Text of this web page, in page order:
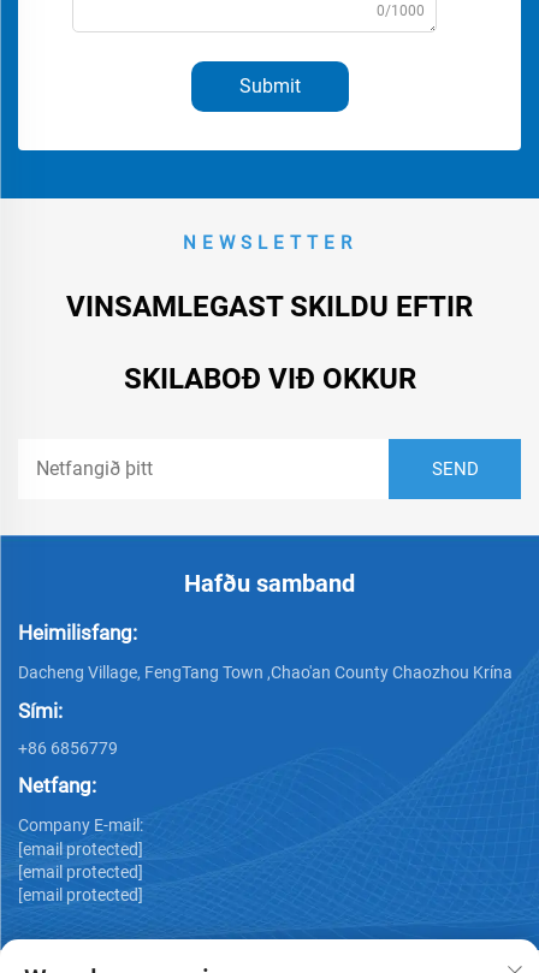
0/1000
Submit
NEWSLETTER
VINSAMLEGAST SKILDU EFTIR
SKILABOÐ VIÐ OKKUR
Hafðu samband
Heimilisfang:
Dacheng Village, FengTang Town ,Chao'an County Chaozhou Krína
Sími:
+86 6856779
Netfang:
Company E-mail:
[email protected]
[email protected]
[email protected]